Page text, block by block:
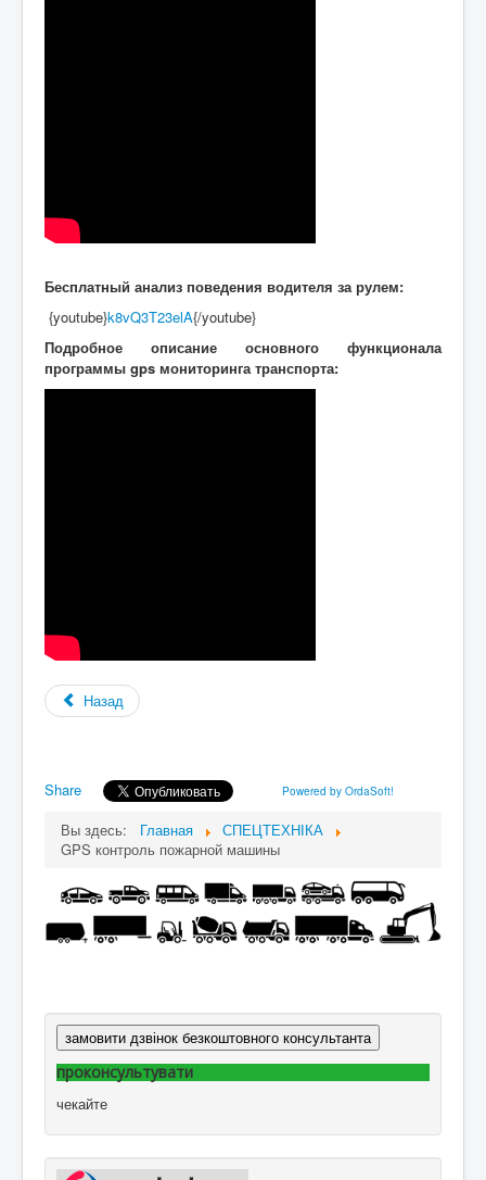
Бесплатный анализ поведения водителя за рулем:
{youtube}k8vQ3T23elA{/youtube}
Подробное описание основного функционала
программы gps мониторинга транспорта:
Назад
Share Powered by OrdaSoft!
Вы здесь: Главная
СПЕЦТЕХНІКА
GPS контроль пожарной машины
замовити дзвінок безкоштовного консультанта
проконсультувати
чекайте